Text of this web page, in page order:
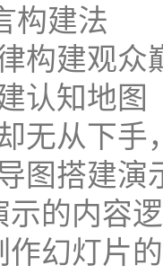
构建法
构建观众
认知地图
无从下手
图搭建演
示的内容
作幻灯片